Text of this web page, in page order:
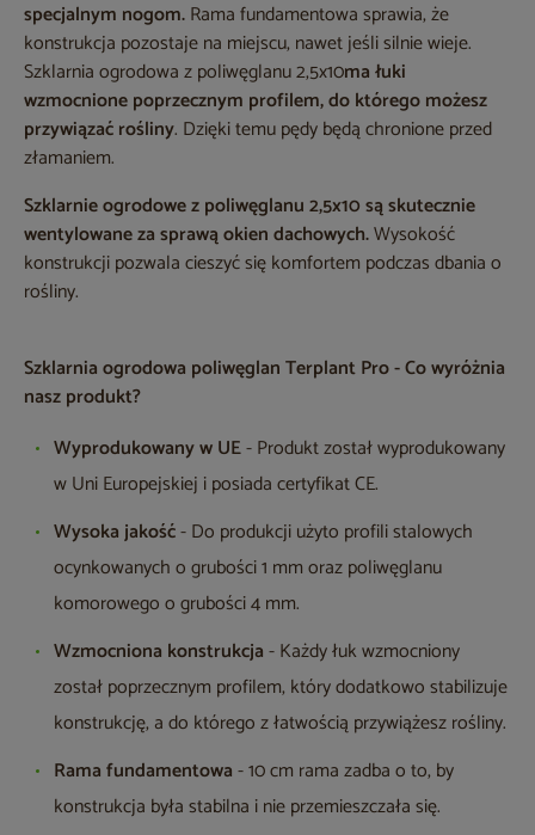
specjalnym nogom.Rama fundamentowa sprawia, że
konstrukcja pozostaje na miejscu, nawet jeśli silnie wieje.
Szklarnia ogrodowa z poliwęglanu 2,5x10ma łuki
wzmocnione poprzecznym profilem, do którego możesz
przywiązać rośliny. Dzięki temu pędy będą chronione przed
złamaniem.
Szklarnie ogrodowe z poliwęglanu 2,5x10są skutecznie
wentylowane za sprawą okien dachowych.Wysokość
konstrukcji pozwala cieszyć się komfortem podczas dbania o
rośliny.
Szklarnia ogrodowa poliwęglan Terplant Pro - Co wyróżnia
nasz produkt?
Wyprodukowany w UE- Produkt został wyprodukowany
w Uni Europejskiej i posiada certyfikat CE.
Wysoka jakość- Do produkcji użyto profili stalowych
ocynkowanych o grubości 1 mm oraz poliwęglanu
komorowego o grubości 4 mm.
Wzmocniona konstrukcja- Każdy łuk wzmocniony
został poprzecznym profilem, który dodatkowo stabilizuje
konstrukcję, a do którego z łatwością przywiążesz rośliny.
Rama fundamentowa- 10 cm rama zadba o to, by
konstrukcja była stabilna i nie przemieszczała się.